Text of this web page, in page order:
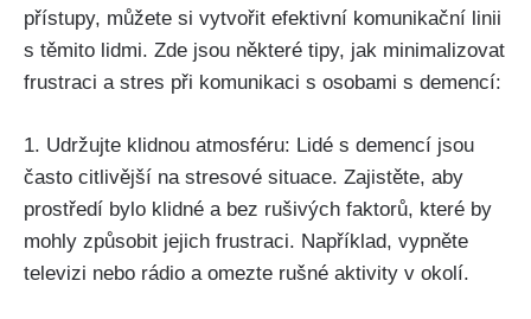
přístupy, můžete si vytvořit efektivní komunikační linii
s těmito lidmi. Zde jsou některé tipy, jak minimalizovat
frustraci a stres při komunikaci s osobami s demencí:
1. Udržujte klidnou atmosféru: Lidé s demencí jsou
často citlivější na stresové situace. Zajistěte, aby
prostředí bylo klidné a bez rušivých faktorů, které by
mohly způsobit jejich frustraci. Například, vypněte
televizi nebo rádio a omezte rušné aktivity v okolí.